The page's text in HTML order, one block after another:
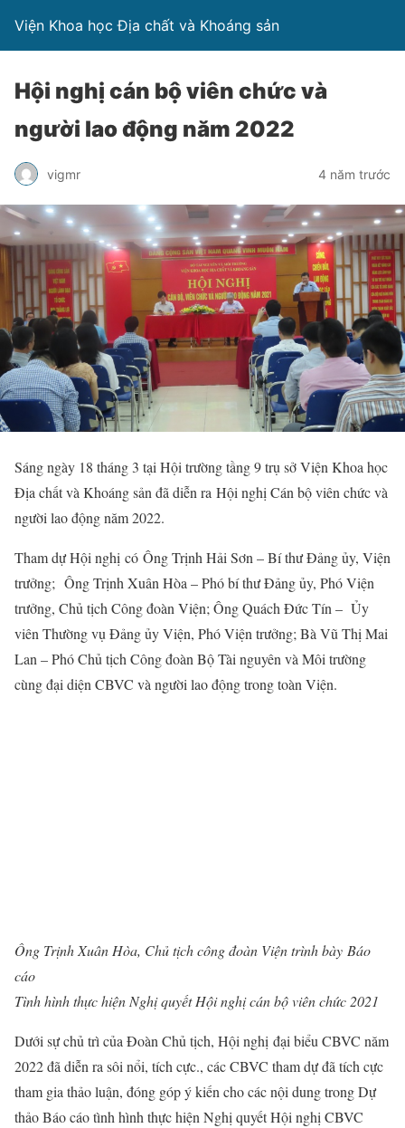
Viện Khoa học Địa chất và Khoáng sản
Hội nghị cán bộ viên chức và
người lao động năm 2022
vigmr 4 năm trước
Sáng ngày 18 tháng 3 tại Hội trường tầng 9 trụ sở Viện Khoa học
Địa chất và Khoáng sản đã diễn ra Hội nghị Cán bộ viên chức và
người lao động năm 2022.
Tham dự Hội nghị có Ông Trịnh Hải Sơn – Bí thư Đảng ủy, Viện
trưởng; Ông Trịnh Xuân Hòa – Phó bí thư Đảng ủy, Phó Viện
trưởng, Chủ tịch Công đoàn Viện; Ông Quách Đức Tín – Ủy
viên Thường vụ Đảng ủy Viện, Phó Viện trưởng; Bà Vũ Thị Mai
Lan – Phó Chủ tịch Công đoàn Bộ Tài nguyên và Môi trường
cùng đại diện CBVC và người lao động trong toàn Viện.
Ông Trịnh Xuân Hòa, Chủ tịch công đoàn Viện trình bày Báo
cáo
Tình hình thực hiện Nghị quyết Hội nghị cán bộ viên chức 2021
Dưới sự chủ trì của Đoàn Chủ tịch, Hội nghị đại biểu CBVC năm
2022 đã diễn ra sôi nổi, tích cực., các CBVC tham dự đã tích cực
tham gia thảo luận, đóng góp ý kiến cho các nội dung trong Dự
thảo Báo cáo tình hình thực hiện Nghị quyết Hội nghị CBVC